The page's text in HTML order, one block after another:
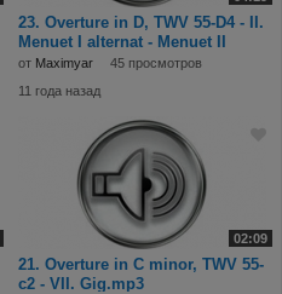
23. Overture in D, TWV 55-D4 - II.
Menuet I alternat - Menuet II
(Douc
от Maximyar
45 просмотров
11 года назад
02:09
21. Overture in C minor, TWV 55-
c2 - VII. Gig.mp3